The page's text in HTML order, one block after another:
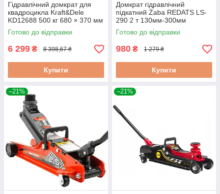
Гідравлічний домкрат для
квадроцикла Kraft&Dele
KD12688 500 кг 680 × 370 мм
домкрат для квадроцикла
гідравлічний
Готово до відправки
6 299 ₴ 8 398,67 ₴
Купити
Домкрат гідравлічний
підкатний Żaba REDATS LS-
290 2 т 130мм-300мм
домкрат автомобільний
підкатний
Готово до відправки
980 ₴ 1 279 ₴
Купити
–21% –21%